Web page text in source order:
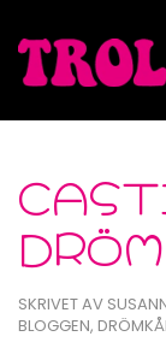
Skip to
SKRIVET AV
BLOGGEN,